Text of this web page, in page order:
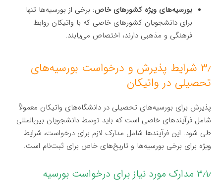
بورسیه‌های ویژه کشورهای خاص: برخی از بورسیه‌ها تنها
برای دانشجویان کشورهای خاصی که با واتیکان روابط
فرهنگی و مذهبی دارند، اختصاص می‌یابند.
۳٫ شرایط پذیرش و درخواست بورسیه‌های
تحصیلی در واتیکان
پذیرش برای بورسیه‌های تحصیلی در دانشگاه‌های واتیکان معمولاً
شامل فرآیندهای خاصی است که باید توسط دانشجویان بین‌المللی
طی شود. این فرآیندها شامل مدارک لازم برای درخواست، شرایط
ویژه برای برخی بورسیه‌ها و تاریخ‌های خاص برای ثبت‌نام است.
۳٫۱٫ مدارک مورد نیاز برای درخواست بورسیه